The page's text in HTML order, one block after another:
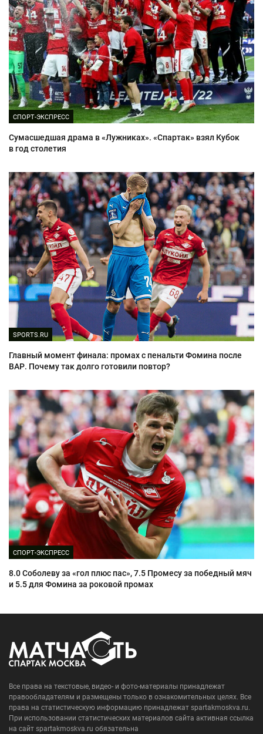
СПОРТ-ЭКСПРЕСС
Сумасшедшая драма в «Лужниках». «Спартак» взял Кубок
в год столетия
SPORTS.RU
Главный момент финала: промах с пенальти Фомина после
ВАР. Почему так долго готовили повтор?
СПОРТ-ЭКСПРЕСС
8.0 Соболеву за «гол плюс пас», 7.5 Промесу за победный мяч
и 5.5 для Фомина за роковой промах
Все права на текстовые, видео- и фото-материалы принадлежат
правообладателям и размещены только в ознакомительных целях. Все
права на статистическую информацию принадлежат spartakmoskva.ru.
При использовании статистических материалов сайта активная ссылка
на сайт spartakmoskva.ru обязательна